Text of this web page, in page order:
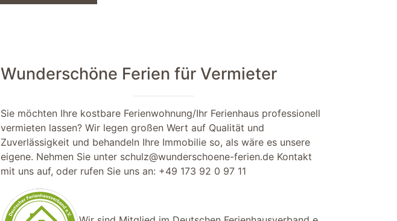
Wunderschöne Ferien für Vermieter
Sie möchten Ihre kostbare Ferienwohnung/Ihr Ferienhaus professionell
vermieten lassen? Wir legen großen Wert auf Qualität und
Zuverlässigkeit und behandeln Ihre Immobilie so, als wäre es unsere
eigene. Nehmen Sie unter schulz@wunderschoene-ferien.de Kontakt
mit uns auf, oder rufen Sie uns an: +49 173 92 0 97 11